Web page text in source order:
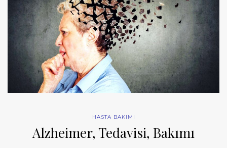
HASTA BAKIMI
Alzheimer, Tedavisi, Bakımı